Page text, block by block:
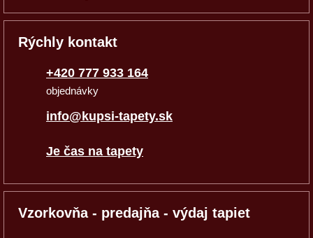
Rýchly kontakt
+420 777 933 164
objednávky
info@kupsi-tapety.sk
Je čas na tapety
Vzorkovňa - predajňa - výdaj tapiet